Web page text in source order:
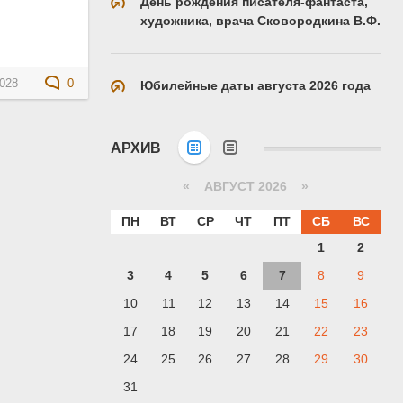
0
художника, врача Сковородкина В.Ф.
Юбилейные даты августа 2026 года
АРХИВ
« АВГУСТ 2026 »
ПН ВТ СР ЧТ ПТ СБ
ВС
1
2
3
4 5 6 7 8
9
10
11 12 13 14 15
16
17
18 19 20 21 22
23
24
25 26 27 28 29
30
31